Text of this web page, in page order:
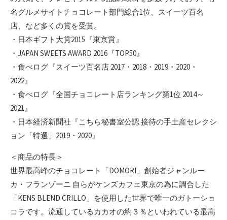
名グルメサイトチョコレート部門総合1位、スイーツ百名
店、など多くの賞を受賞。
・日本ギフト大賞2015『東京賞』
・JAPAN SWEETS AWARD 2016『TOP50』
・食べログ『スイーツ百名店 2017・2018・2019・2020・
2022』
・食べログ『全国チョコレート店ランキング第1位 2014～
2021』
・日本経済新聞社『こちら秘書室公認 接待の手土産セレクシ
ョン「特選」2019・2020』
＜商品の特長＞
世界最高峰のチョコレート「DOMORI」創始者ジャンルー
カ・フランゾーニ 自らがケンズカフェ東京の為に調合した
「KENS BLEND CRILLO」を使用した世界で唯一のガトーショ
コラです。流通しているカカオの約３％といわれている最高